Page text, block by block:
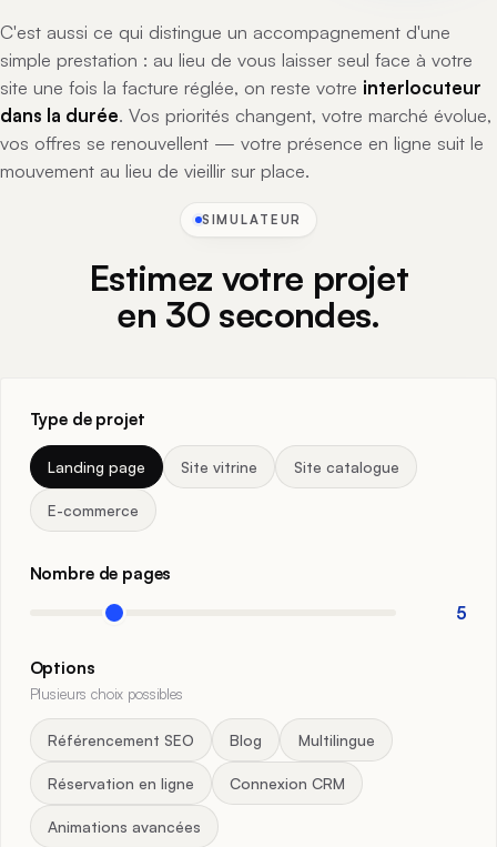
C'est aussi ce qui distingue un accompagnement d'une
simple prestation : au lieu de vous laisser seul face à votre
site une fois la facture réglée, on reste votre interlocuteur
dans la durée. Vos priorités changent, votre marché évolue,
vos offres se renouvellent — votre présence en ligne suit le
mouvement au lieu de vieillir sur place.
SIMULATEUR
Estimez votre projet
en 30 secondes.
Type de projet
Landing page Site vitrine Site catalogue
E-commerce
Nombre de pages
5
Options
Plusieurs choix possibles
Référencement SEO Blog Multilingue
Réservation en ligne Connexion CRM
Animations avancées